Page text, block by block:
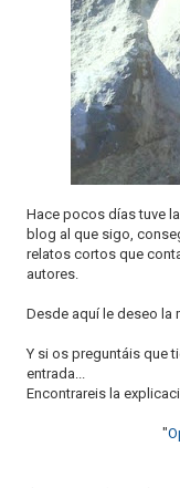
Hace pocos días tuve
blog al que sigo,
relatos cortos que
autores.
Desde aquí le deseo la
Y si os preguntáis que
entrada...
Encontrareis la
"